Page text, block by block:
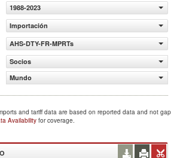
1988-2023
Importación
AHS-DTY-FR-MPRTs
Socios
Mundo
and tariff data are based on reported data and not gap
Availability for coverage.